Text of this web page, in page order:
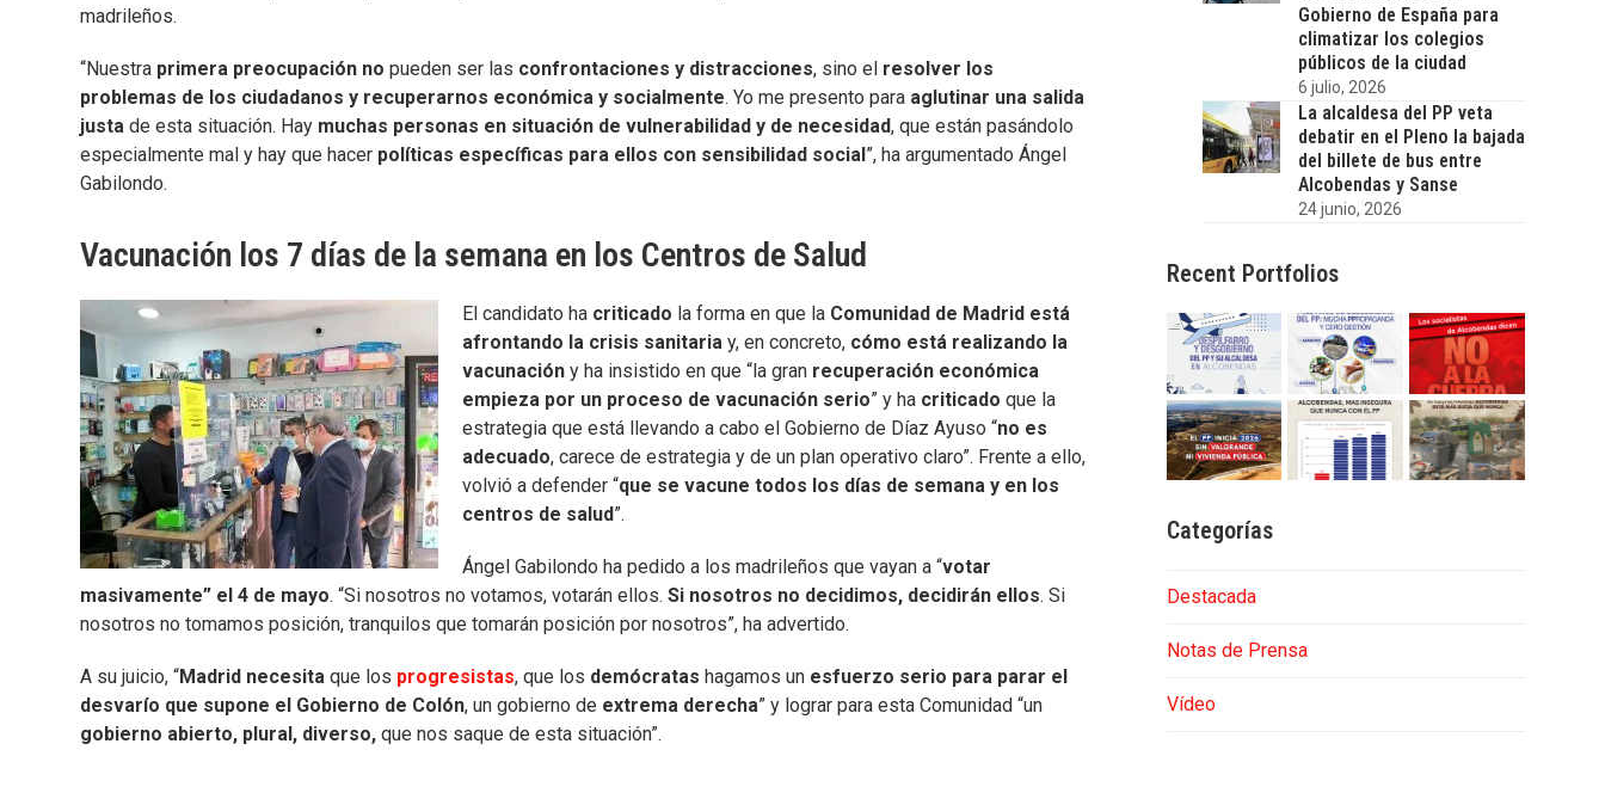
madrileños.
“Nuestra primera preocupación no pueden ser las confrontaciones y distracciones, sino el resolver los
problemas de los ciudadanos y recuperarnos económica y socialmente. Yo me presento para aglutinar una salida
justa de esta situación. Hay muchas personas en situación de vulnerabilidad y de necesidad, que están pasándolo
especialmente mal y hay que hacer políticas específicas para ellos con sensibilidad social”, ha argumentado Ángel
Gabilondo.
Vacunación los 7 días de la semana en los Centros de Salud
El candidato ha criticado la forma en que la Comunidad de Madrid está
afrontando la crisis sanitaria y, en concreto, cómo está realizando la
vacunacióny ha insistido en que “la gran recuperación económica
empieza por un proceso de vacunación serio” y ha criticado que la
estrategia que está llevando a cabo el Gobierno de Díaz Ayuso “no es
adecuado, carece de estrategia y de un plan operativo claro”. Frente a ello,
volvió a defender “que se vacune todos los días de semana y en los
centros de salud”.
Ángel Gabilondo ha pedido a los madrileños que vayan a “votar
masivamente” el 4 de mayo. “Si nosotros no votamos, votarán ellos.Si nosotros no decidimos, decidirán ellos. Si
nosotros no tomamos posición, tranquilos que tomarán posición por nosotros”, ha advertido.
A su juicio, “Madrid necesita que los progresistas, que los demócratas hagamos un esfuerzo serio para parar el
desvarío que supone el Gobierno de Colón, un gobierno de extrema derecha” y lograr para esta Comunidad “un
gobierno abierto, plural, diverso, que nos saque de esta situación”.
Gobierno de España para
climatizar los colegios
públicos de la ciudad
6 julio, 2026
La alcaldesa del PP veta
debatir en el Pleno la bajada
del billete de bus entre
Alcobendas y Sanse
24 junio, 2026
Recent Portfolios
Categorías
Destacada
Notas de Prensa
Vídeo